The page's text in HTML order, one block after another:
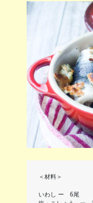
＜材料＞
いわし ー 6尾